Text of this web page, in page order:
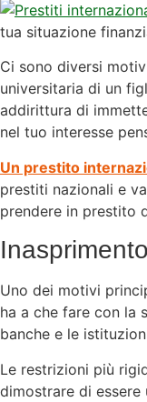
tua situazione
Ci sono diversi
universitaria di un
addirittura di
nel tuo interesse
Un prestito
prestiti nazionali e
prendere in prestito
Uno dei motivi
ha a che fare con la
banche e le
Le restrizioni più
dimostrare di